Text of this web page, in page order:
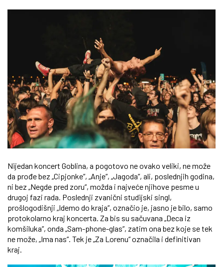
Nijedan koncert Goblina, a pogotovo ne ovako veliki, ne može
da prođe bez „Cipjonke“, „Anje“, „Jagoda“, ali, poslednjih godina,
ni bez „Negde pred zoru“, možda i najveće njihove pesme u
drugoj fazi rada. Poslednji zvanični studijski singl,
prošlogodišnji „Idemo do kraja“, označio je, jasno je bilo, samo
protokolarno kraj koncerta. Za bis su sačuvana „Deca iz
komšiluka“, onda „Sam-phone-glas“, zatim ona bez koje se tek
ne može, „Ima nas“. Tek je „Za Lorenu“ označila i definitivan
kraj.